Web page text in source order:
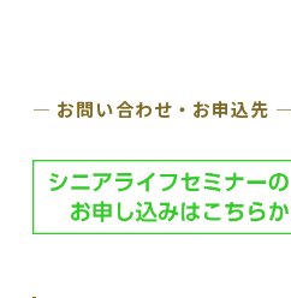
― お問い合わせ・お申込先 ―